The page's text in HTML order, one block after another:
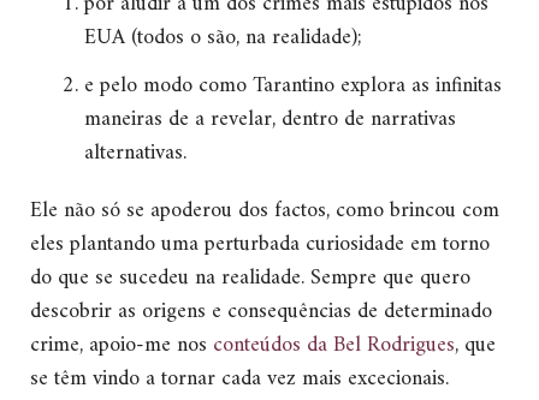
EUA (todos o são, na realidade);
e pelo modo como Tarantino explora as infinitas
maneiras de a revelar, dentro de narrativas
alternativas.
Ele não só se apoderou dos factos, como brincou com
eles plantando uma perturbada curiosidade em torno
do que se sucedeu na realidade. Sempre que quero
descobrir as origens e consequências de determinado
crime, apoio-me nos conteúdos da Bel Rodrigues, que
se têm vindo a tornar cada vez mais excecionais.